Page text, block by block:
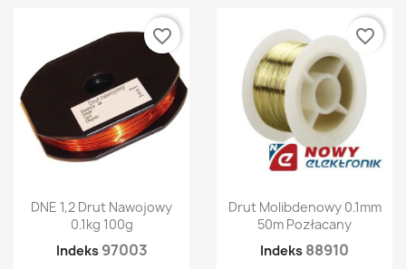
DNE 1,2 Drut Nawojowy
0.1kg 100g
Indeks 97003
favorite_border
Drut Molibdenowy 0.1mm
50m Pozłacany
Indeks 88910
favorite_border